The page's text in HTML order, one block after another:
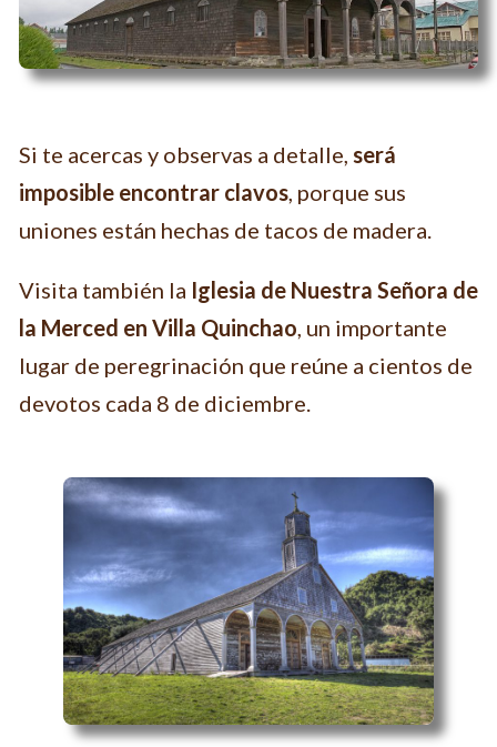
Si te acercas y observas a detalle, será
imposible encontrar clavos, porque sus
uniones están hechas de tacos de madera.
Visita también la Iglesia de Nuestra Señora de
la Merced en Villa Quinchao, un importante
lugar de peregrinación que reúne a cientos de
devotos cada 8 de diciembre.